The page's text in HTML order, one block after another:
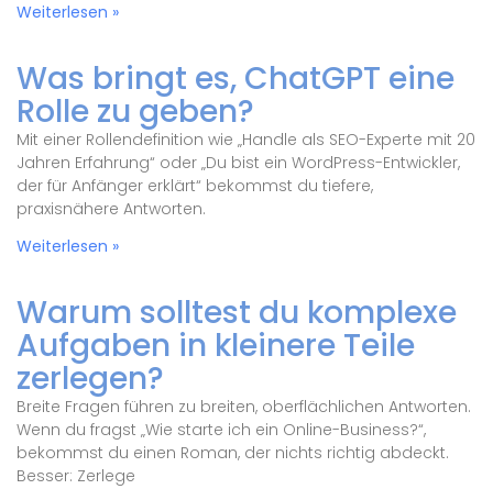
Weiterlesen »
Was bringt es, ChatGPT eine
Rolle zu geben?
Mit einer Rollendefinition wie „Handle als SEO-Experte mit 20
Jahren Erfahrung“ oder „Du bist ein WordPress-Entwickler,
der für Anfänger erklärt“ bekommst du tiefere,
praxisnähere Antworten.
Weiterlesen »
Warum solltest du komplexe
Aufgaben in kleinere Teile
zerlegen?
Breite Fragen führen zu breiten, oberflächlichen Antworten.
Wenn du fragst „Wie starte ich ein Online-Business?“,
bekommst du einen Roman, der nichts richtig abdeckt.
Besser: Zerlege